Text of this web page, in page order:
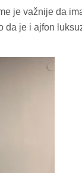
je važnije da
da je i ajfon